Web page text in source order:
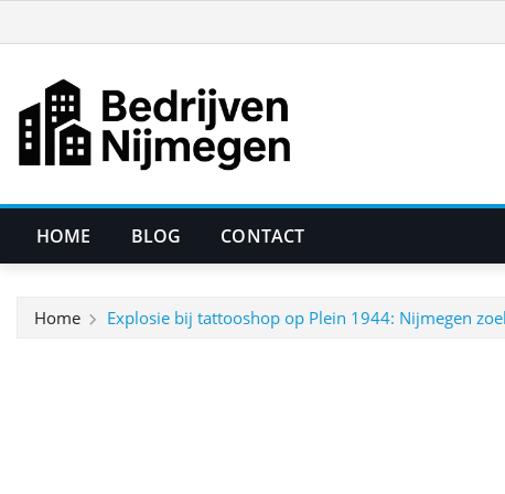
naar
inhoud
HOME BLOG CONTACT
Home Explosie bij tattooshop op Plein 1944: Nijmegen